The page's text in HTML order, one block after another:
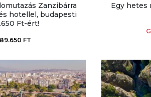
Zanzibárra
hotellel, budapesti
Ft-ért!
FT
Egy hetes